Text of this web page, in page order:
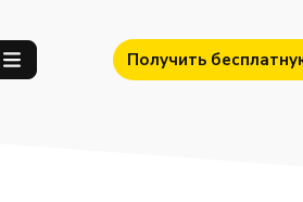
Получить